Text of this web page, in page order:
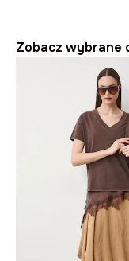
Zobacz wybrane